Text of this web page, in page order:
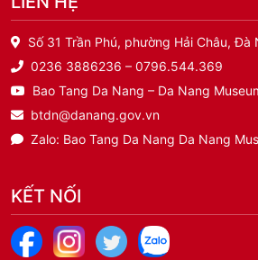
Số 31 Trần Phú, phường Hải Châu, Đà
0236 3886236 – 0796.544.369
Bao Tang Da Nang – Da Nang
btdn@danang.gov.vn
Zalo: Bao Tang Da Nang Da Nang
KẾT NỐI